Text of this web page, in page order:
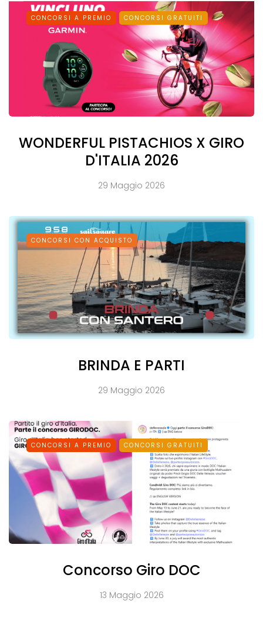
CONCORSI A PREMIO CONCORSI GRATUITI
WONDERFUL PISTACHIOS X GIRO
D'ITALIA 2026
29 Maggio 2026
CONCORSI CON ACQUISTO
BRINDA E PARTI
29 Maggio 2026
CONCORSI A PREMIO CONCORSI GRATUITI
Concorso Giro DOC
13 Maggio 2026